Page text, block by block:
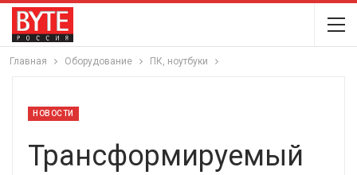
Главная Оборудование ПК, ноутбуки
НОВОСТИ
Трансформируемый